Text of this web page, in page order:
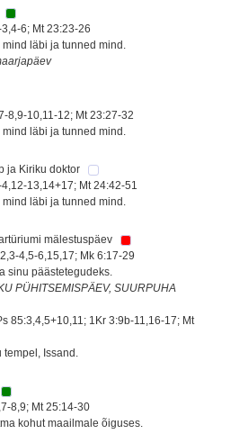
6; Mt 23:23-26
mind läbi ja tunned mind.
8,9-10,11-12; Mt 23:27-32
mind läbi ja tunned mind.
ja Kiriku doktor
13,14+17; Mt 24:42-51
mind läbi ja tunned mind.
mälestuspäev
4,5-6,15,17; Mk 6:17-29
sinu päästetegudeks.
PÜHITSEMISPÄEV, SUURPUHA
85:3,4,5+10,11; 1Kr 3:9b-11,16-17; Mt
tempel, Issand.
8,9; Mt 25:14-30
kohut maailmale õiguses.